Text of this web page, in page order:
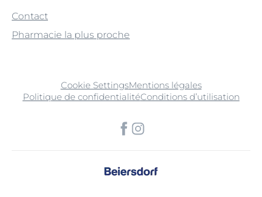
Contact
Pharmacie la plus proche
Cookie SettingsMentions légales
Politique de confidentialitéConditions d’utilisation